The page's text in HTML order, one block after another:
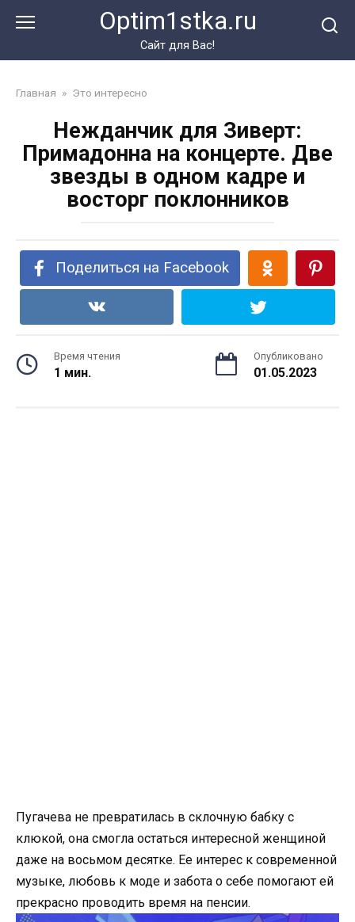
Optim1stka.ru
Сайт для Вас!
Главная » Это интересно
Нежданчик для Зиверт:
Примадонна на концерте. Две
звезды в одном кадре и
восторг поклонников
Поделиться на Facebook
Время чтения
1 мин.
Опубликовано
01.05.2023
Пугачева не превратилась в склочную бабку с
клюкой, она смогла остаться интересной женщиной
даже на восьмом десятке. Ее интерес к современной
музыке, любовь к моде и забота о себе помогают ей
прекрасно проводить время на пенсии.